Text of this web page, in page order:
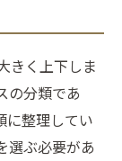
きく上下しま
の分類であ
に整理してい
選ぶ必要があ